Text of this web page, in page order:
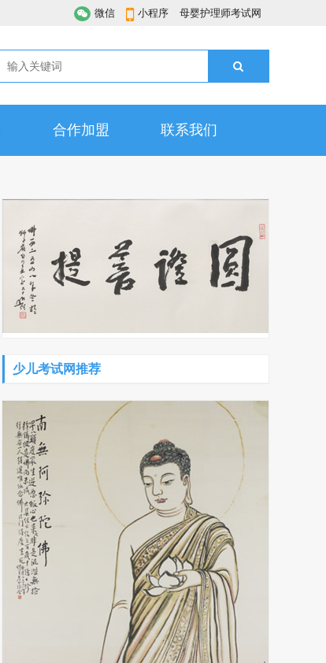
微信 小程序 母婴护理师考试网
合作加盟 联系我们
少儿考试网推荐